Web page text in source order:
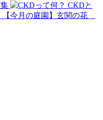
CKDと
【今月の庭園】玄関の花